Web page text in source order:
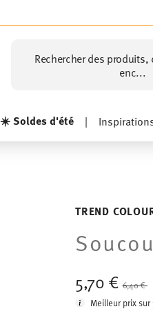
Rechercher des
enc...
☀️ Soldes d'été |
TREND
5,70 €6,40 €
Meilleur prix